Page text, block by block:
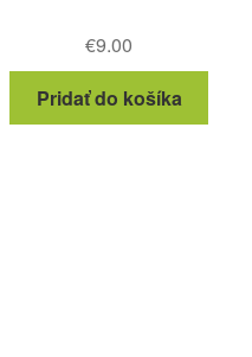
€9.00
Pridať do košíka